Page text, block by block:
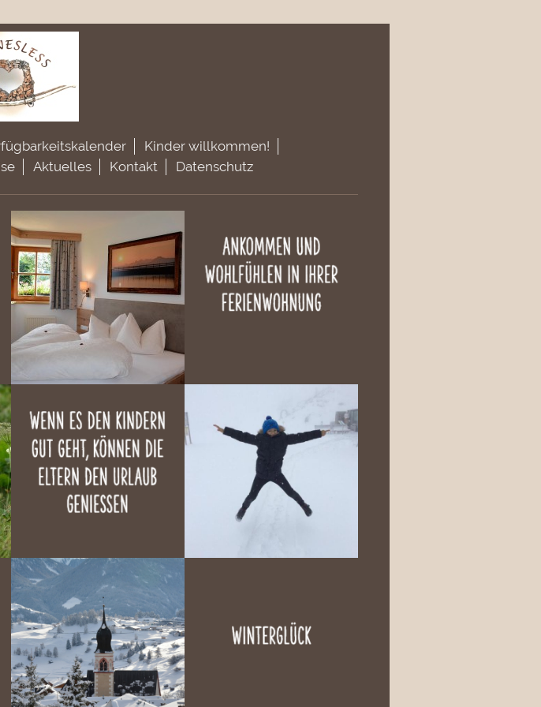
Kinder willkommen!
Aktuelles Kontakt Datenschutz